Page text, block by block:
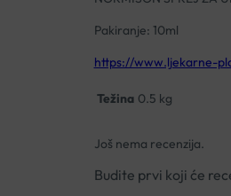
Pakiranje: 10ml
https://www.ljekarne-
Težina 0.5 kg
Još nema recenzija.
Budite prvi koji će